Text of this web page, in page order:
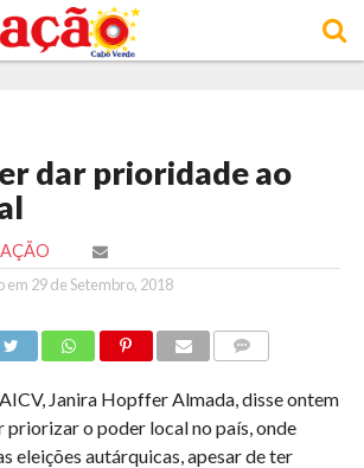
dar prioridade ao
em 29 de Setembro, 2018
Janira Hopffer Almada, disse ontem
priorizar o poder local no país, onde
eleições autárquicas, apesar de ter